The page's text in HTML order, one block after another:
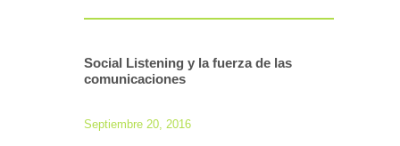
Social Listening y la fuerza de las
comunicaciones
Septiembre 20, 2016